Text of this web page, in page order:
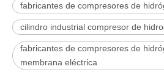
fabricantes de compresores de
cilindro industrial compresor de
fabricantes de compresores de
membrana eléctrica